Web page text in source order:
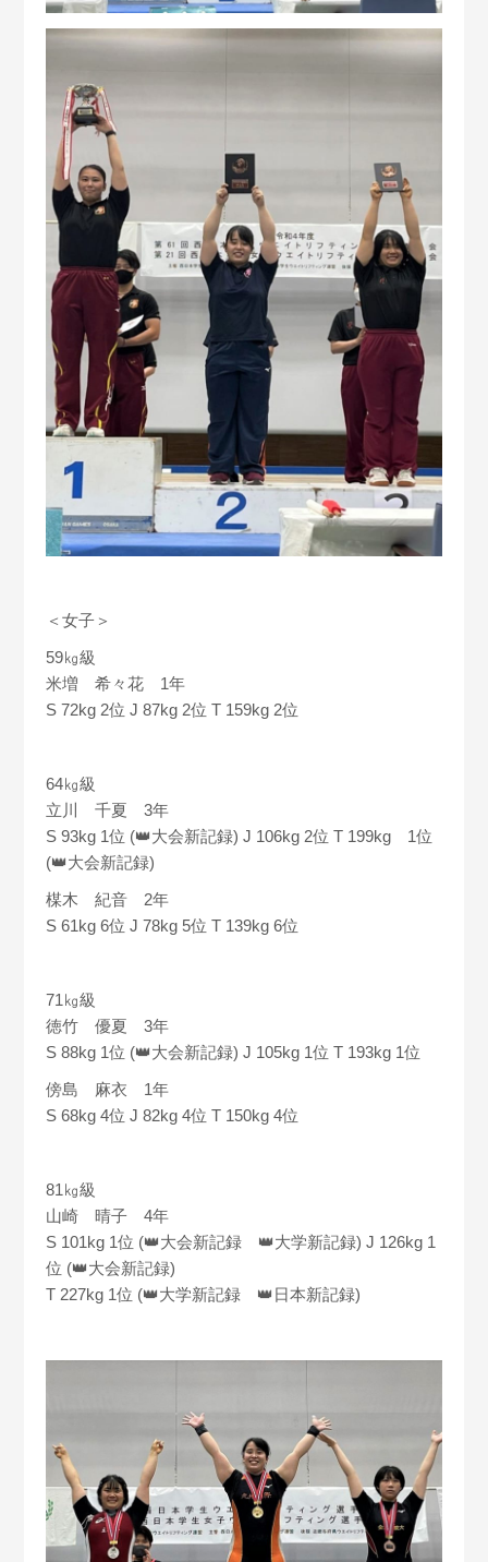
＜女子＞
59㎏級
米増 希々花 1年
S 72kg 2位 J 87kg 2位 T 159kg 2位
64㎏級
立川 千夏 3年
S 93kg 1位 (👑大会新記録) J 106kg 2位 T 199kg 1位
(👑大会新記録)
楳木 紀音 2年
S 61kg 6位 J 78kg 5位 T 139kg 6位
71㎏級
徳竹 優夏 3年
S 88kg 1位 (👑大会新記録) J 105kg 1位 T 193kg 1位
傍島 麻衣 1年
S 68kg 4位 J 82kg 4位 T 150kg 4位
81㎏級
山崎 晴子 4年
S 101kg 1位 (👑大会新記録 👑大学新記録) J 126kg 1
位 (👑大会新記録)
T 227kg 1位 (👑大学新記録 👑日本新記録)